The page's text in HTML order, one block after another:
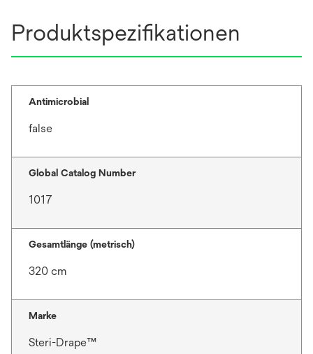
Produktspezifikationen
Antimicrobial
false
Global Catalog Number
1017
Gesamtlänge (metrisch)
320 cm
Marke
Steri-Drape™